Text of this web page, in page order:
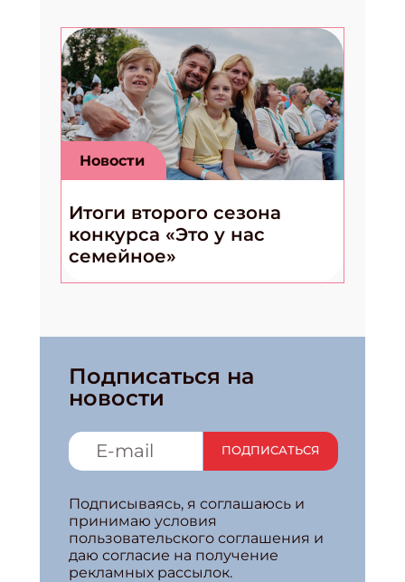
Новости
Итоги второго сезона
конкурса «Это у нас
семейное»
Подписаться на
новости
ПОДПИСАТЬСЯ
Подписываясь, я соглашаюсь и
принимаю условия
пользовательского соглашения и
даю согласие на получение
рекламных рассылок.